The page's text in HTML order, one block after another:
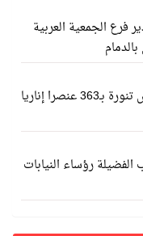
فرع الجمعية العربية
إنارة شوارع وميادين رأس تنورة بـ363 عنصرا إناريا
الفضيلة رؤساء النيابات